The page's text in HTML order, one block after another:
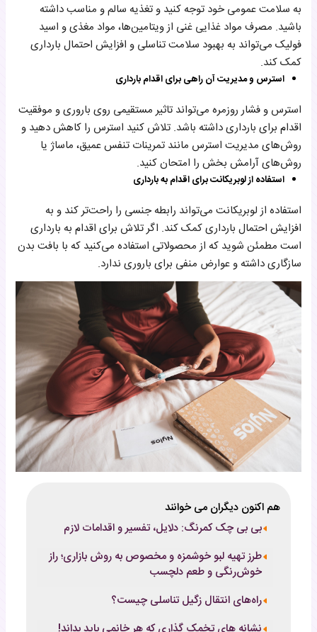
به سلامت عمومی خود توجه کنید و تغذیه سالم و مناسب داشته
باشید. مصرف مواد غذایی غنی از ویتامین‌ها، مواد مغذی و اسید
فولیک می‌تواند به بهبود سلامت تناسلی و افزایش احتمال بارداری
کمک کند.
استرس و مدیریت آن راهی برای اقدام بارداری
استرس و فشار روزمره می‌تواند تاثیر مستقیمی روی باروری و موفقیت
اقدام برای بارداری داشته باشد. تلاش کنید استرس را کاهش دهید و
روش‌های مدیریت استرس مانند تمرینات تنفس عمیق، ماساژ یا
روش‌های آرامش بخش را امتحان کنید.
استفاده از لوبریکانت برای اقدام به بارداری
استفاده از لوبریکانت می‌تواند رابطه جنسی را راحت‌تر کند و به
افزایش احتمال بارداری کمک کند. اگر تلاش برای اقدام به بارداری
است مطمئن شوید که از محصولاتی استفاده می‌کنید که با بافت بدن
سازگاری داشته و عوارض منفی برای باروری ندارد.
هم اکنون دیگران می خوانند
بی بی چک کمرنگ: دلایل، تفسیر و اقدامات لازم
طرز تهیه لبو خوشمزه و مخصوص به روش بازاری؛ راز
خوش‌رنگی و طعم دلچسب
راه‌های انتقال زگیل تناسلی چیست؟